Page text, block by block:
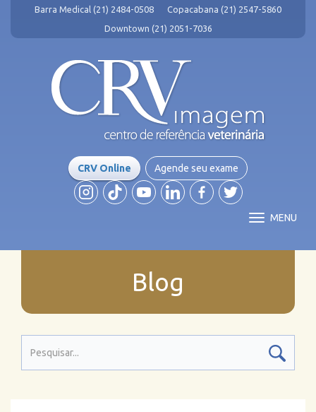
Barra Medical (21) 2484-0508
Copacabana (21) 2547-5860
Downtown (21) 2051-7036
CRV Online Agende seu exame
MENU
Blog